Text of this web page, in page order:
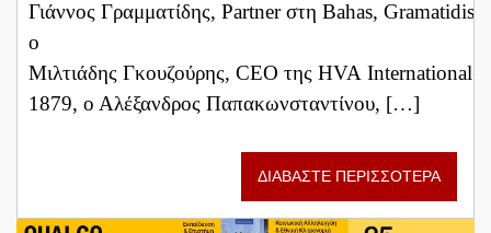
Γιάννος Γραμματίδης, Partner στη Bahas, Gramatidis
ο
Μιλτιάδης Γκουζούρης, CEO της HVA International
1879, ο Αλέξανδρος Παπακωνσταντίνου, […]
ΔΙΑΒΑΣΤΕ ΠΕΡΙΣΣΟΤΕΡΑ